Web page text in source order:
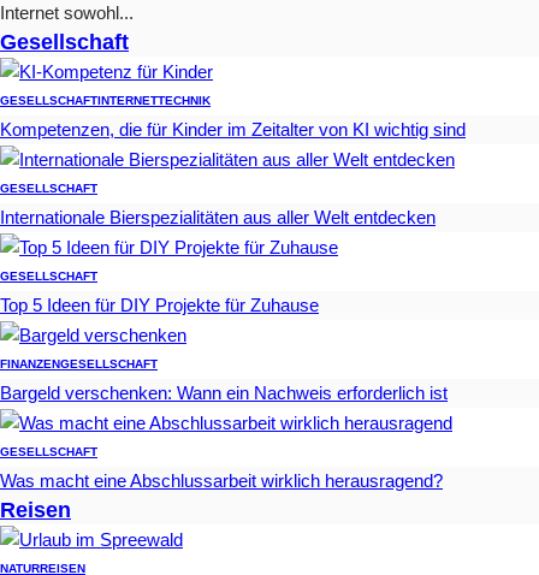
Internet sowohl...
Gesellschaft
GESELLSCHAFTINTERNETTECHNIK
Kompetenzen, die für Kinder im Zeitalter von KI wichtig sind
GESELLSCHAFT
Internationale Bierspezialitäten aus aller Welt entdecken
GESELLSCHAFT
Top 5 Ideen für DIY Projekte für Zuhause
FINANZENGESELLSCHAFT
Bargeld verschenken: Wann ein Nachweis erforderlich ist
GESELLSCHAFT
Was macht eine Abschlussarbeit wirklich herausragend?
Reisen
NATURREISEN